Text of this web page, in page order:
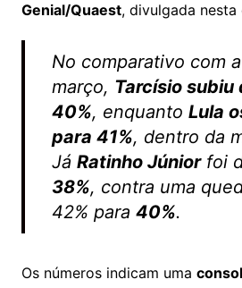
Genial/Quaest, divulgada
No comparativo com
março, Tarcísio subiu
40%, enquanto Lula
para 41%, dentro da
Já Ratinho Júniorfoi
38%, contra uma
42% para 40%.
Os números indicam uma